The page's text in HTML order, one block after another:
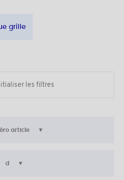
grille
les filtres
article
d